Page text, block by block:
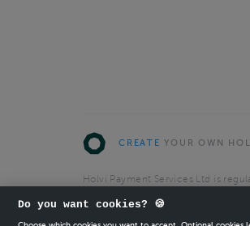
CREATE YOUR OWN
Holvi Payment Services Ltd is
Do you want cookies? 🍪